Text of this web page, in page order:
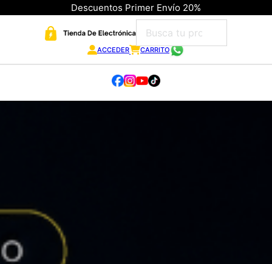
Descuentos Primer Envío 20%
ACCEDER CARRITO